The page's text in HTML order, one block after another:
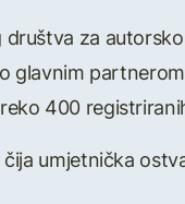
za
glavnim
400
umjetnička